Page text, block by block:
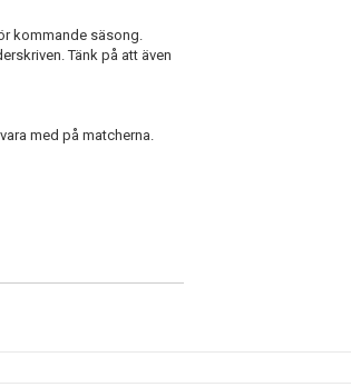
kommande säsong.
Tänk på att även
med på matcherna.